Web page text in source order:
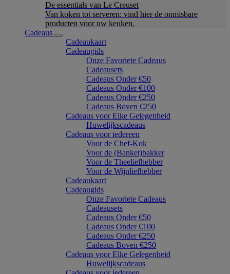
De essentials van Le Creuset
Van koken tot serveren: vind hier de onmisbare
producten voor uw keuken.
Cadeaus
Cadeaukaart
Cadeaugids
Onze Favoriete Cadeaus
Cadeausets
Cadeaus Onder €50
Cadeaus Onder €100
Cadeaus Onder €250
Cadeaus Boven €250
Cadeaus voor Elke Gelegenheid
Huwelijkscadeaus
Cadeaus voor iedereen
Voor de Chef-Kok
Voor de (Banket)bakker
Voor de Theeliefhebber
Voor de Wijnliefhebber
Cadeaukaart
Cadeaugids
Onze Favoriete Cadeaus
Cadeausets
Cadeaus Onder €50
Cadeaus Onder €100
Cadeaus Onder €250
Cadeaus Boven €250
Cadeaus voor Elke Gelegenheid
Huwelijkscadeaus